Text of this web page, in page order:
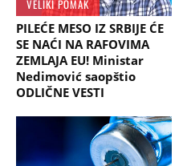
VELIKI POMAK
PILEĆE MESO IZ SRBIJE ĆE
SE NAĆI NA RAFOVIMA
ZEMLAJA EU! Ministar
Nedimović saopštio
ODLIČNE VESTI